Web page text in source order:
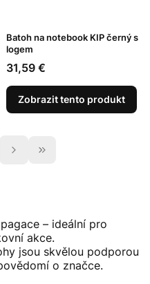
Batoh na notebook KIP černý s
logem
Cena
31,59 €
Zobrazit tento produkt
Přejít na poslední
– ideální pro
akce.
jsou skvělou podporou
o značce.